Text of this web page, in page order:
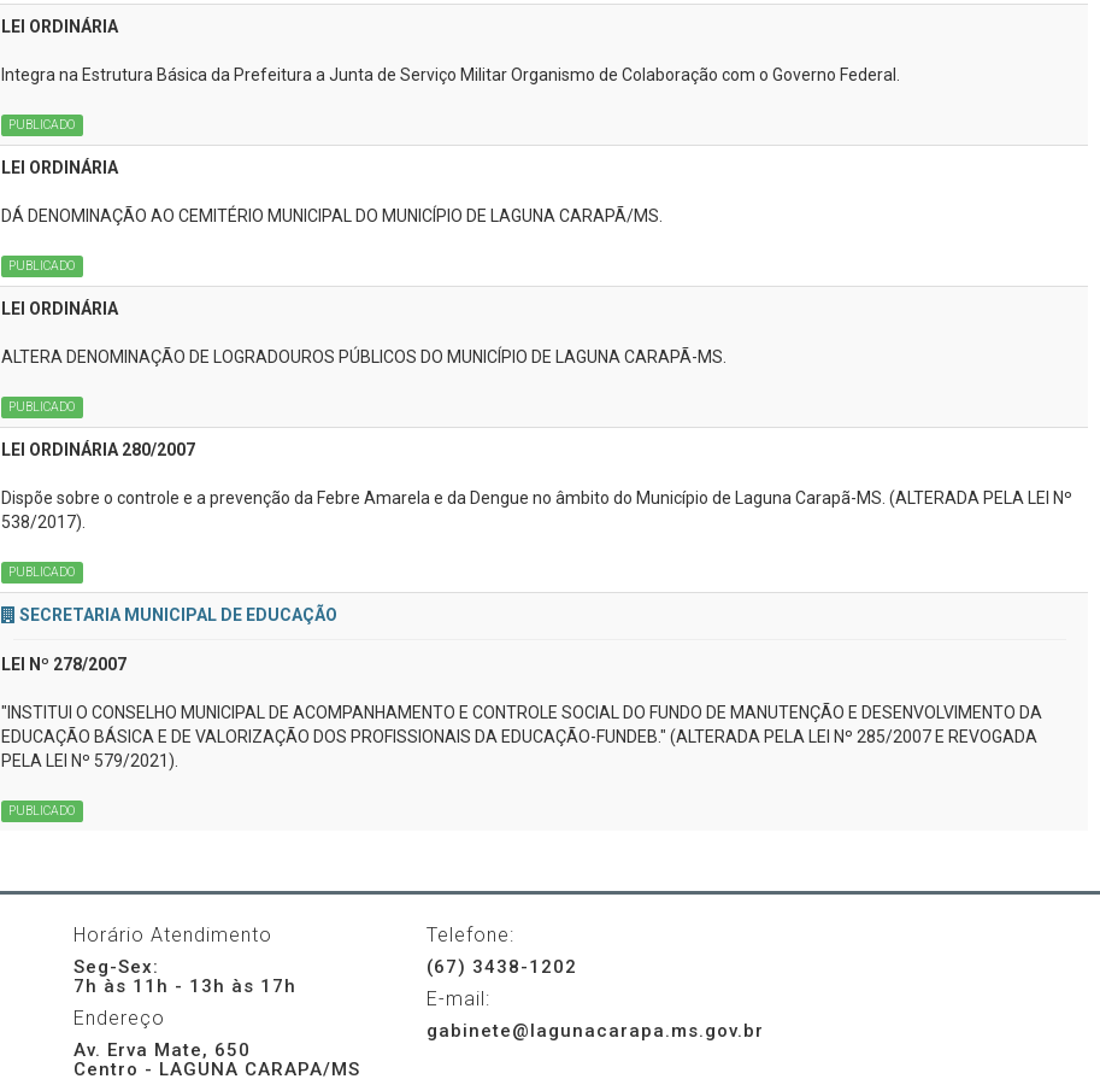
LEI ORDINÁRIA
Integra na Estrutura Básica da Prefeitura a Junta de Serviço Militar Organismo de Colaboração com o Governo Federal.
PUBLICADO
LEI ORDINÁRIA
DÁ DENOMINAÇÃO AO CEMITÉRIO MUNICIPAL DO MUNICÍPIO DE LAGUNA CARAPÃ/MS.
PUBLICADO
LEI ORDINÁRIA
ALTERA DENOMINAÇÃO DE LOGRADOUROS PÚBLICOS DO MUNICÍPIO DE LAGUNA CARAPÃ-MS.
PUBLICADO
LEI ORDINÁRIA 280/2007
Dispõe sobre o controle e a prevenção da Febre Amarela e da Dengue no âmbito do Município de Laguna Carapã-MS. (ALTERADA PELA LEI Nº
538/2017).
PUBLICADO
SECRETARIA MUNICIPAL DE EDUCAÇÃO
LEI Nº 278/2007
"INSTITUI O CONSELHO MUNICIPAL DE ACOMPANHAMENTO E CONTROLE SOCIAL DO FUNDO DE MANUTENÇÃO E DESENVOLVIMENTO DA
EDUCAÇÃO BÁSICA E DE VALORIZAÇÃO DOS PROFISSIONAIS DA EDUCAÇÃO-FUNDEB." (ALTERADA PELA LEI Nº 285/2007 E REVOGADA
PELA LEI Nº 579/2021).
PUBLICADO
Horário Atendimento
Seg-Sex:
7h às 11h - 13h às 17h
Endereço
Av. Erva Mate, 650
Centro - LAGUNA CARAPA/MS
Telefone:
(67) 3438-1202
E-mail:
gabinete@lagunacarapa.ms.gov.br